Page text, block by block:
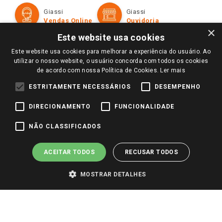
Televendas
Perguntas frequentes
Trabalhe Conosco
Identidade Visual
Formas de Pagamento
Políticas de entrega
Trocas e Devoluções
Giassi
Vendas Online
Giassi
Ouvidoria
Redes Sociais
Pagamento e Segurança
×
Este website usa cookies
Este website usa cookies para melhorar a experiência do usuário. Ao
utilizar o nosso website, o usuário concorda com todos os cookies
de acordo com nossa Política de Cookies. Ler mais
ESTRITAMENTE NECESSÁRIOS DESEMPENHO
DIRECIONAMENTO FUNCIONALIDADE
NÃO CLASSIFICADOS
ACEITAR TODOS RECUSAR TODOS
MOSTRAR DETALHES